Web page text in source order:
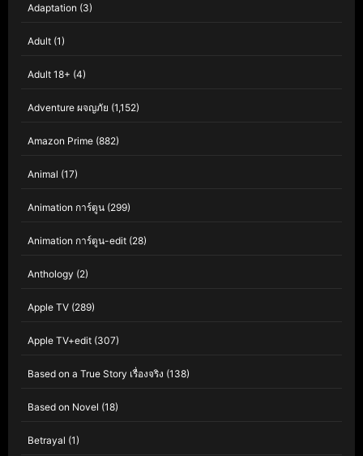
Adaptation (3)
Adult (1)
Adult 18+ (4)
Adventure ผจญภัย (1,152)
Amazon Prime (882)
Animal (17)
Animation การ์ตูน (299)
Animation การ์ตูน-edit (28)
Anthology (2)
Apple TV (289)
Apple TV+edit (307)
Based on a True Story เรื่องจริง (138)
Based on Novel (18)
Betrayal (1)